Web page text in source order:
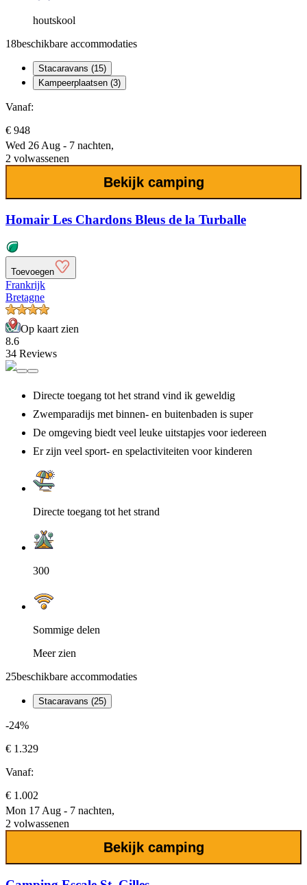
houtskool
18beschikbare accommodaties
Stacaravans (15)
Kampeerplaatsen (3)
Vanaf:
€ 948
Wed 26 Aug - 7 nachten,
2 volwassenen
Bekijk camping
Homair Les Chardons Bleus de la Turballe
Toevoegen
Frankrijk
Bretagne
Op kaart zien
8.6
34 Reviews
Directe toegang tot het strand vind ik geweldig
Zwemparadijs met binnen- en buitenbaden is super
De omgeving biedt veel leuke uitstapjes voor iedereen
Er zijn veel sport- en spelactiviteiten voor kinderen
Directe toegang tot het strand
300
Sommige delen
Meer zien
25beschikbare accommodaties
Stacaravans (25)
-24%
€ 1.329
Vanaf:
€ 1.002
Mon 17 Aug - 7 nachten,
2 volwassenen
Bekijk camping